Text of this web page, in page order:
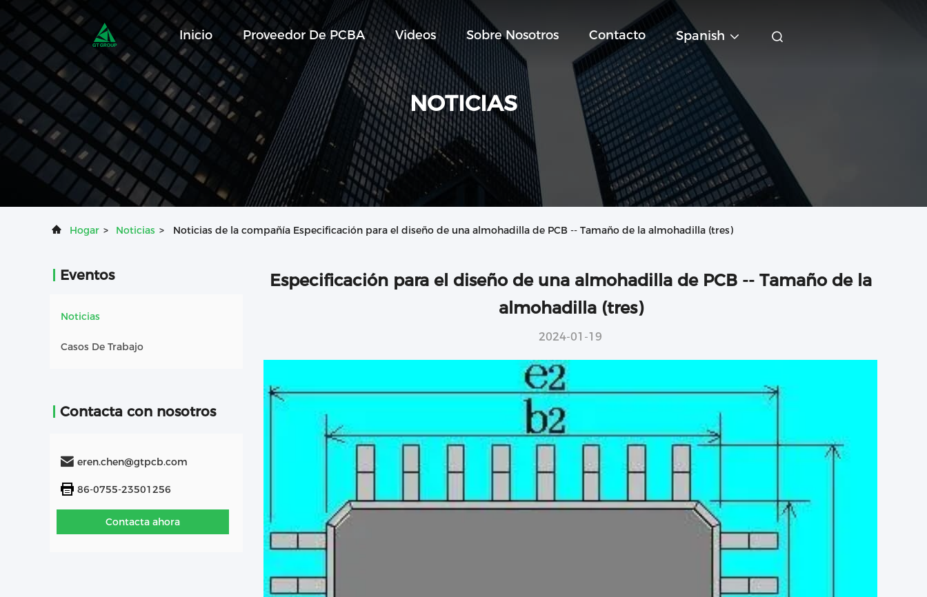
Inicio Proveedor De PCBA Videos Sobre Nosotros Contacto Spanish
NOTICIAS
Hogar > Noticias > Noticias de la compañía Especificación para el diseño de una almohadilla de PCB -- Tamaño de la almohadilla (tres)
Eventos
Noticias
Casos De Trabajo
Contacta con nosotros
eren.chen@gtpcb.com
86-0755-23501256
Contacta ahora
Especificación para el diseño de una almohadilla de PCB -- Tamaño de la
almohadilla (tres)
2024-01-19